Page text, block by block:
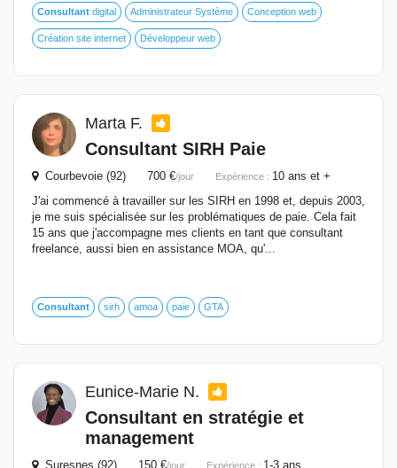
Consultant digital Administrateur Système Conception web
Création site internet Développeur web
Marta F.
Consultant SIRH Paie
Courbevoie (92) 700 €/jour Expérience : 10 ans et +
J'ai commencé à travailler sur les SIRH en 1998 et, depuis 2003,
je me suis spécialisée sur les problématiques de paie. Cela fait
15 ans que j'accompagne mes clients en tant que consultant
freelance, aussi bien en assistance MOA, qu'...
Consultant sirh amoa paie GTA
Eunice-Marie N.
Consultant en stratégie et
management
Suresnes (92) 150 €/jour Expérience : 1-3 ans